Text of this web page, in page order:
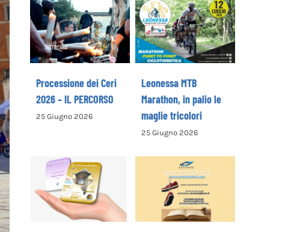
Processione dei
Ceri 2026 – IL
PERCORSO
Processione dei Ceri
2026 – IL PERCORSO
25 Giugno 2026
Leonessa MTB
Marathon, in
palio le maglie
tricolori
Leonessa MTB
Marathon, in palio le
maglie tricolori
25 Giugno 2026
Petrella Salto
presenta il
nuovo opuscolo
dedicato alla
valorizzazione
La Cooperativa
Sociale Levante
promuove il 1°
Concorso
Letterario
Nazionale
“Camminando tra